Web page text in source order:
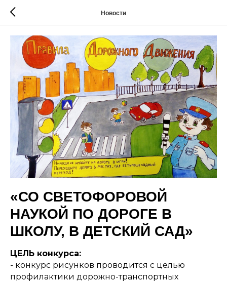
Новости
«СО СВЕТОФОРОВОЙ
НАУКОЙ ПО ДОРОГЕ В
ШКОЛУ, В ДЕТСКИЙ САД»
ЦЕЛЬ конкурса:
- конкурс рисунков проводится с целью
профилактики дорожно-транспортных